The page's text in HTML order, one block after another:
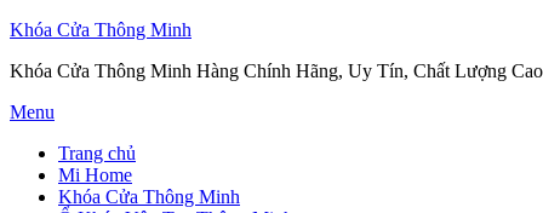
Khóa Cửa Thông Minh
Khóa Cửa Thông Minh Hàng Chính Hãng, Uy Tín, Chất Lượng Cao
Skip
content
Menu
Trang chủ
Mi Home
Khóa Cửa Thông Minh